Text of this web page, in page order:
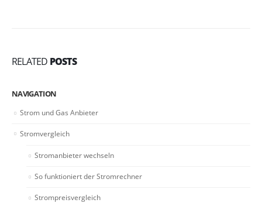
RELATED POSTS
NAVIGATION
Strom und Gas Anbieter
Stromvergleich
Stromanbieter wechseln
So funktioniert der Stromrechner
Strompreisvergleich